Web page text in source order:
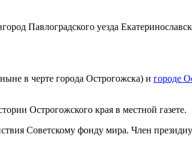
Павлоградского уезда
в черте города Острогожска) и городе
Острогожского края в местной газете.
Советскому фонду мира. Член